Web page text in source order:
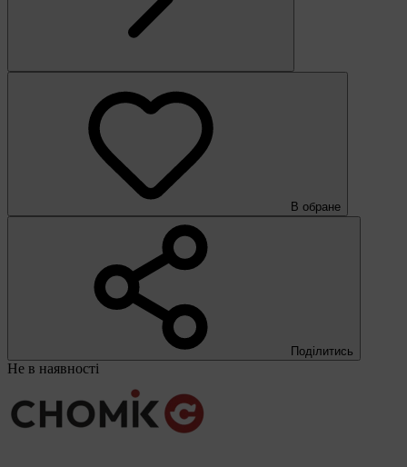
В обране
Поділитись
Не в наявності